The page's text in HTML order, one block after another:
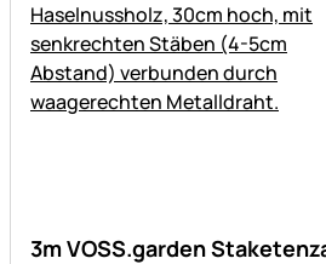
3m VOSS.garden